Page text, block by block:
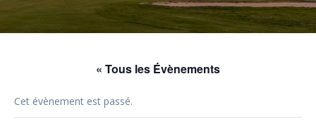
« Tous les Évènements
Cet évènement est passé.